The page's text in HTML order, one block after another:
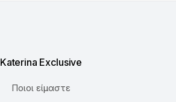
Katerina Exclusive
Ποιοι είμαστε